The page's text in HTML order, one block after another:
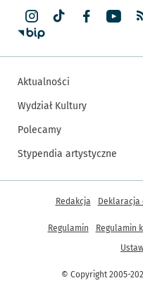
Aktualności
Wydział Kultury
Polecamy
Stypendia artystyczne
© Copyright 2005-
Inne informacje
Redakcja Deklaracja
Regulamin Regulamin